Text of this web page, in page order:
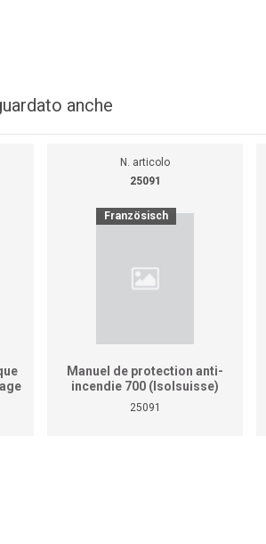
anche
N. articolo
25091
Französisch
Manuel de protection anti-
incendie 700 (Isolsuisse)
25091